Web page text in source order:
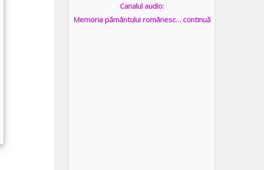
Canalul audio:
Memoria pământului românesc… continuă